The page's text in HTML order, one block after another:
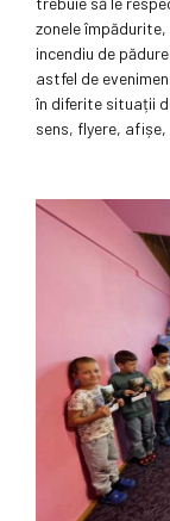
zonele
incendiu de
astfel de
în diferite situații
sens, flyere,